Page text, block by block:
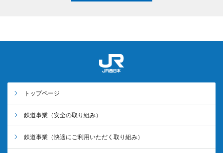
トップページ
鉄道事業 （安全の取り組み）
鉄道事業 （快適にご利用いただく取り組み）